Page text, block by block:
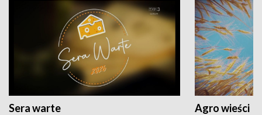
Sera warte Agro wieści